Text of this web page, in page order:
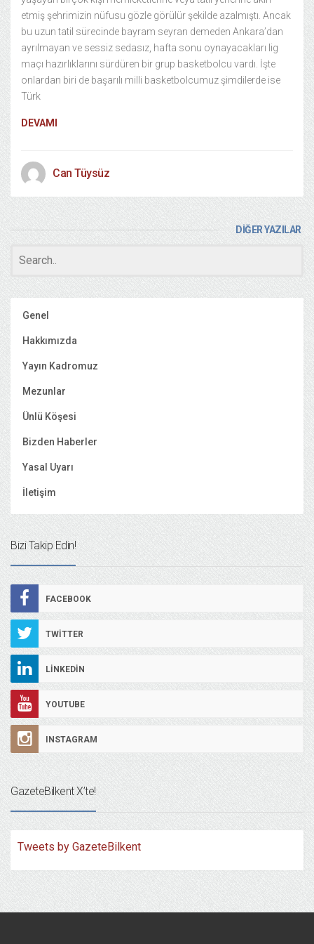
etmiş şehrimizin nüfusu gözle görülür şekilde azalmıştı. Ancak
bu uzun tatil sürecinde bayram seyran demeden Ankara’dan
ayrılmayan ve sessiz sedasız, hafta sonu oynayacakları lig
maçı hazırlıklarını sürdüren bir grup basketbolcu vardı. İşte
onlardan biri de başarılı milli basketbolcumuz şimdilerde ise
Türk
DEVAMI
Can Tüysüz
DİĞER YAZILAR
Genel
Hakkımızda
Yayın Kadromuz
Mezunlar
Ünlü Köşesi
Bizden Haberler
Yasal Uyarı
İletişim
Bizi Takip Edin!
FACEBOOK
TWITTER
LINKEDIN
YOUTUBE
INSTAGRAM
GazeteBilkent X’te!
Tweets by GazeteBilkent